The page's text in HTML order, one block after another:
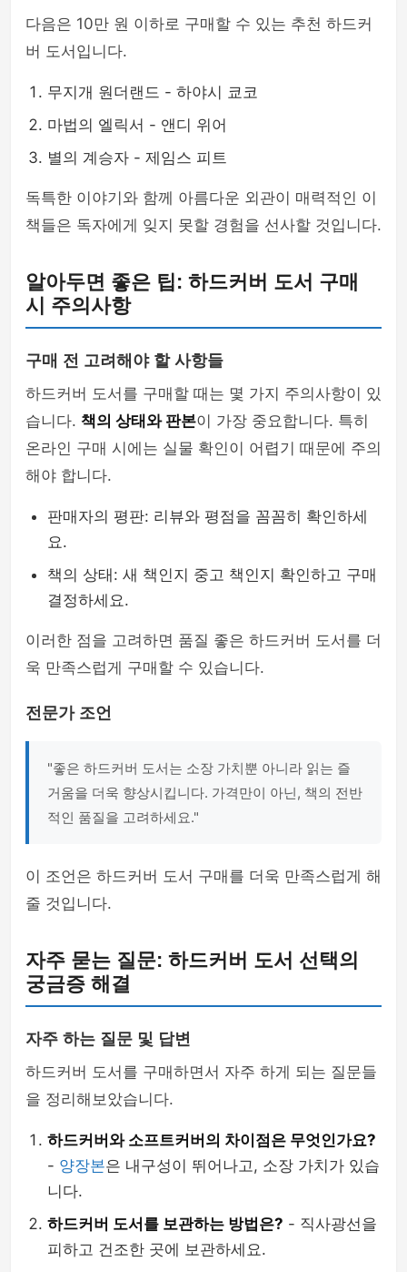
다음은 10만 원 이하로 구매할 수 있는 추천 하드커
버 도서입니다.
무지개 원더랜드 - 하야시 쿄코
마법의 엘릭서 - 앤디 위어
별의 계승자 - 제임스 피트
독특한 이야기와 함께 아름다운 외관이 매력적인 이
책들은 독자에게 잊지 못할 경험을 선사할 것입니다.
알아두면 좋은 팁: 하드커버 도서 구매
시 주의사항
구매 전 고려해야 할 사항들
하드커버 도서를 구매할 때는 몇 가지 주의사항이 있
습니다. 책의 상태와 판본이 가장 중요합니다. 특히
온라인 구매 시에는 실물 확인이 어렵기 때문에 주의
해야 합니다.
판매자의 평판: 리뷰와 평점을 꼼꼼히 확인하세
요.
책의 상태: 새 책인지 중고 책인지 확인하고 구매
결정하세요.
이러한 점을 고려하면 품질 좋은 하드커버 도서를 더
욱 만족스럽게 구매할 수 있습니다.
전문가 조언
"좋은 하드커버 도서는 소장 가치뿐 아니라 읽는 즐
거움을 더욱 향상시킵니다. 가격만이 아닌, 책의 전반
적인 품질을 고려하세요."
이 조언은 하드커버 도서 구매를 더욱 만족스럽게 해
줄 것입니다.
자주 묻는 질문: 하드커버 도서 선택의
궁금증 해결
자주 하는 질문 및 답변
하드커버 도서를 구매하면서 자주 하게 되는 질문들
을 정리해보았습니다.
하드커버와 소프트커버의 차이점은 무엇인가요?
- 양장본은 내구성이 뛰어나고, 소장 가치가 있습
니다.
하드커버 도서를 보관하는 방법은? - 직사광선을
피하고 건조한 곳에 보관하세요.